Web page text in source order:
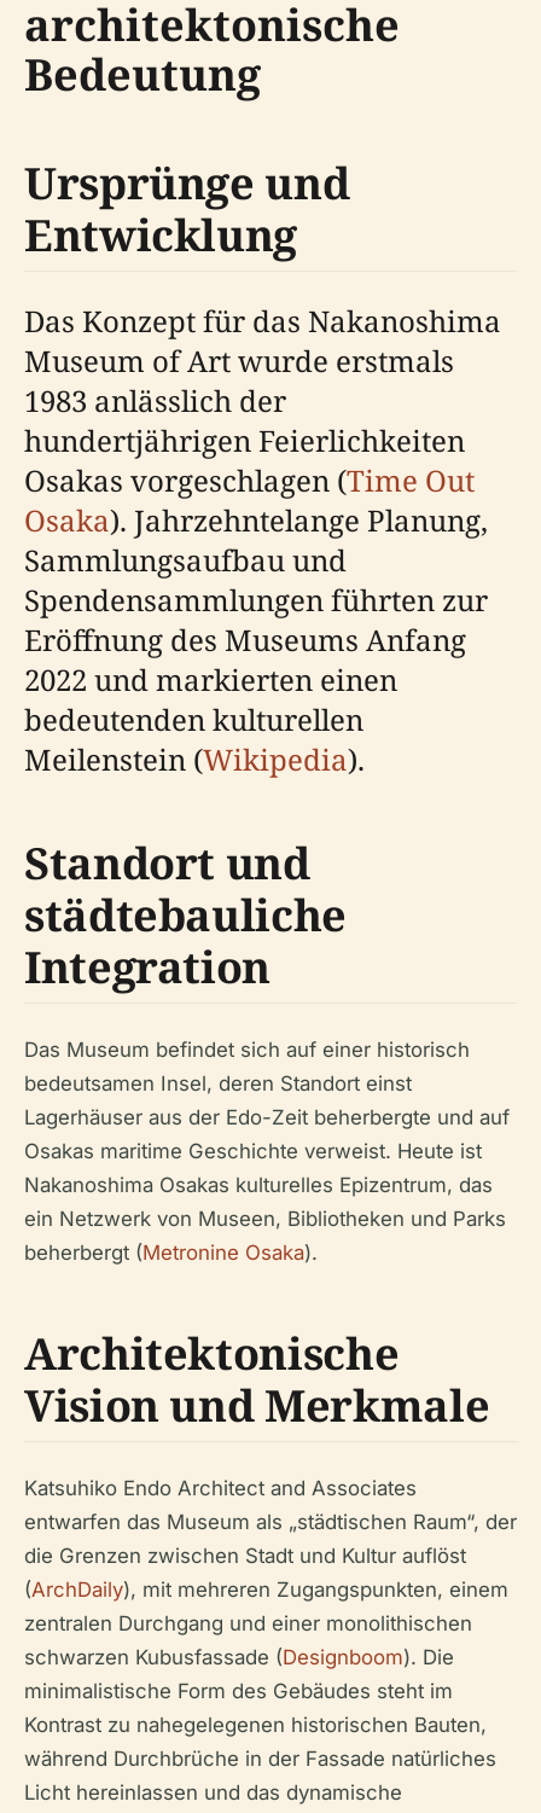
architektonische
Bedeutung
Ursprünge und
Entwicklung
Das Konzept für das Nakanoshima
Museum of Art wurde erstmals
1983 anlässlich der
hundertjährigen Feierlichkeiten
Osakas vorgeschlagen (Time Out
Osaka). Jahrzehntelange Planung,
Sammlungsaufbau und
Spendensammlungen führten zur
Eröffnung des Museums Anfang
2022 und markierten einen
bedeutenden kulturellen
Meilenstein (Wikipedia).
Standort und
städtebauliche
Integration
Das Museum befindet sich auf einer historisch
bedeutsamen Insel, deren Standort einst
Lagerhäuser aus der Edo-Zeit beherbergte und auf
Osakas maritime Geschichte verweist. Heute ist
Nakanoshima Osakas kulturelles Epizentrum, das
ein Netzwerk von Museen, Bibliotheken und Parks
beherbergt (Metronine Osaka).
Architektonische
Vision und Merkmale
Katsuhiko Endo Architect and Associates
entwarfen das Museum als „städtischen Raum“, der
die Grenzen zwischen Stadt und Kultur auflöst
(ArchDaily), mit mehreren Zugangspunkten, einem
zentralen Durchgang und einer monolithischen
schwarzen Kubusfassade (Designboom). Die
minimalistische Form des Gebäudes steht im
Kontrast zu nahegelegenen historischen Bauten,
während Durchbrüche in der Fassade natürliches
Licht hereinlassen und das dynamische